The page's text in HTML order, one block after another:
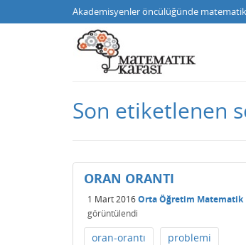
Akademisyenler öncülüğünde
Son etiketlenen
ORAN ORANTI
1 Mart 2016Orta Öğretim Matematik
görüntülendi
oran-orantı problemi